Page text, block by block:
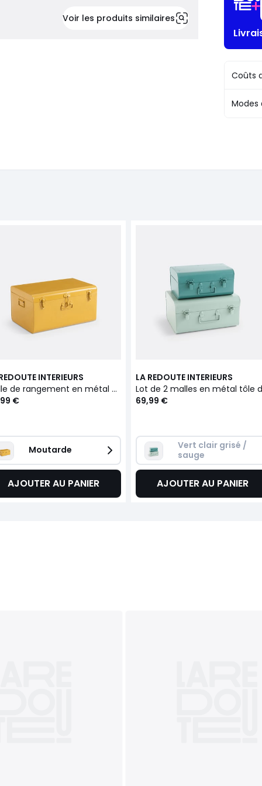
Voir les produits similaires
Coûts
INTERIEURS
Malle de rangement en métal acier, Masa
€
Moutarde
AJOUTER AU PANIER
LA REDOUTE INTERIEURS
69,99 €
Vert clair grisé /
sauge
AJOUTER AU PANIER